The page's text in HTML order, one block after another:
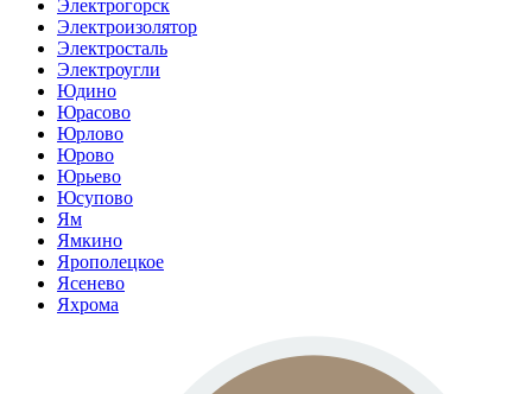
Электрогорск
Электроизолятор
Электросталь
Электроугли
Юдино
Юрасово
Юрлово
Юрово
Юрьево
Юсупово
Ям
Ямкино
Ярополецкое
Ясенево
Яхрома